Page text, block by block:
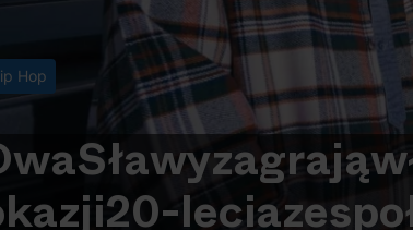
Hop
Sławyzagrająw
20-lecia